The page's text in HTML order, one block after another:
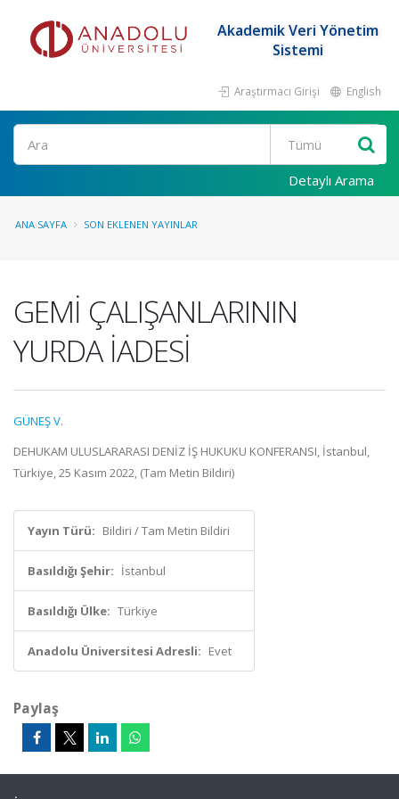
Akademik Veri Yönetim
Sistemi
Araştırmacı Girişi English
Ara
Detaylı Arama
ANA SAYFA SON EKLENEN YAYINLAR
GEMİ ÇALIŞANLARININ
YURDA İADESİ
GÜNEŞ V.
DEHUKAM ULUSLARARASI DENİZ İŞ HUKUKU KONFERANSI, İstanbul,
Türkiye, 25 Kasım 2022, (Tam Metin Bildiri)
Yayın Türü: Bildiri / Tam Metin Bildiri
Basıldığı Şehir: İstanbul
Basıldığı Ülke: Türkiye
Anadolu Üniversitesi Adresli: Evet
Paylaş